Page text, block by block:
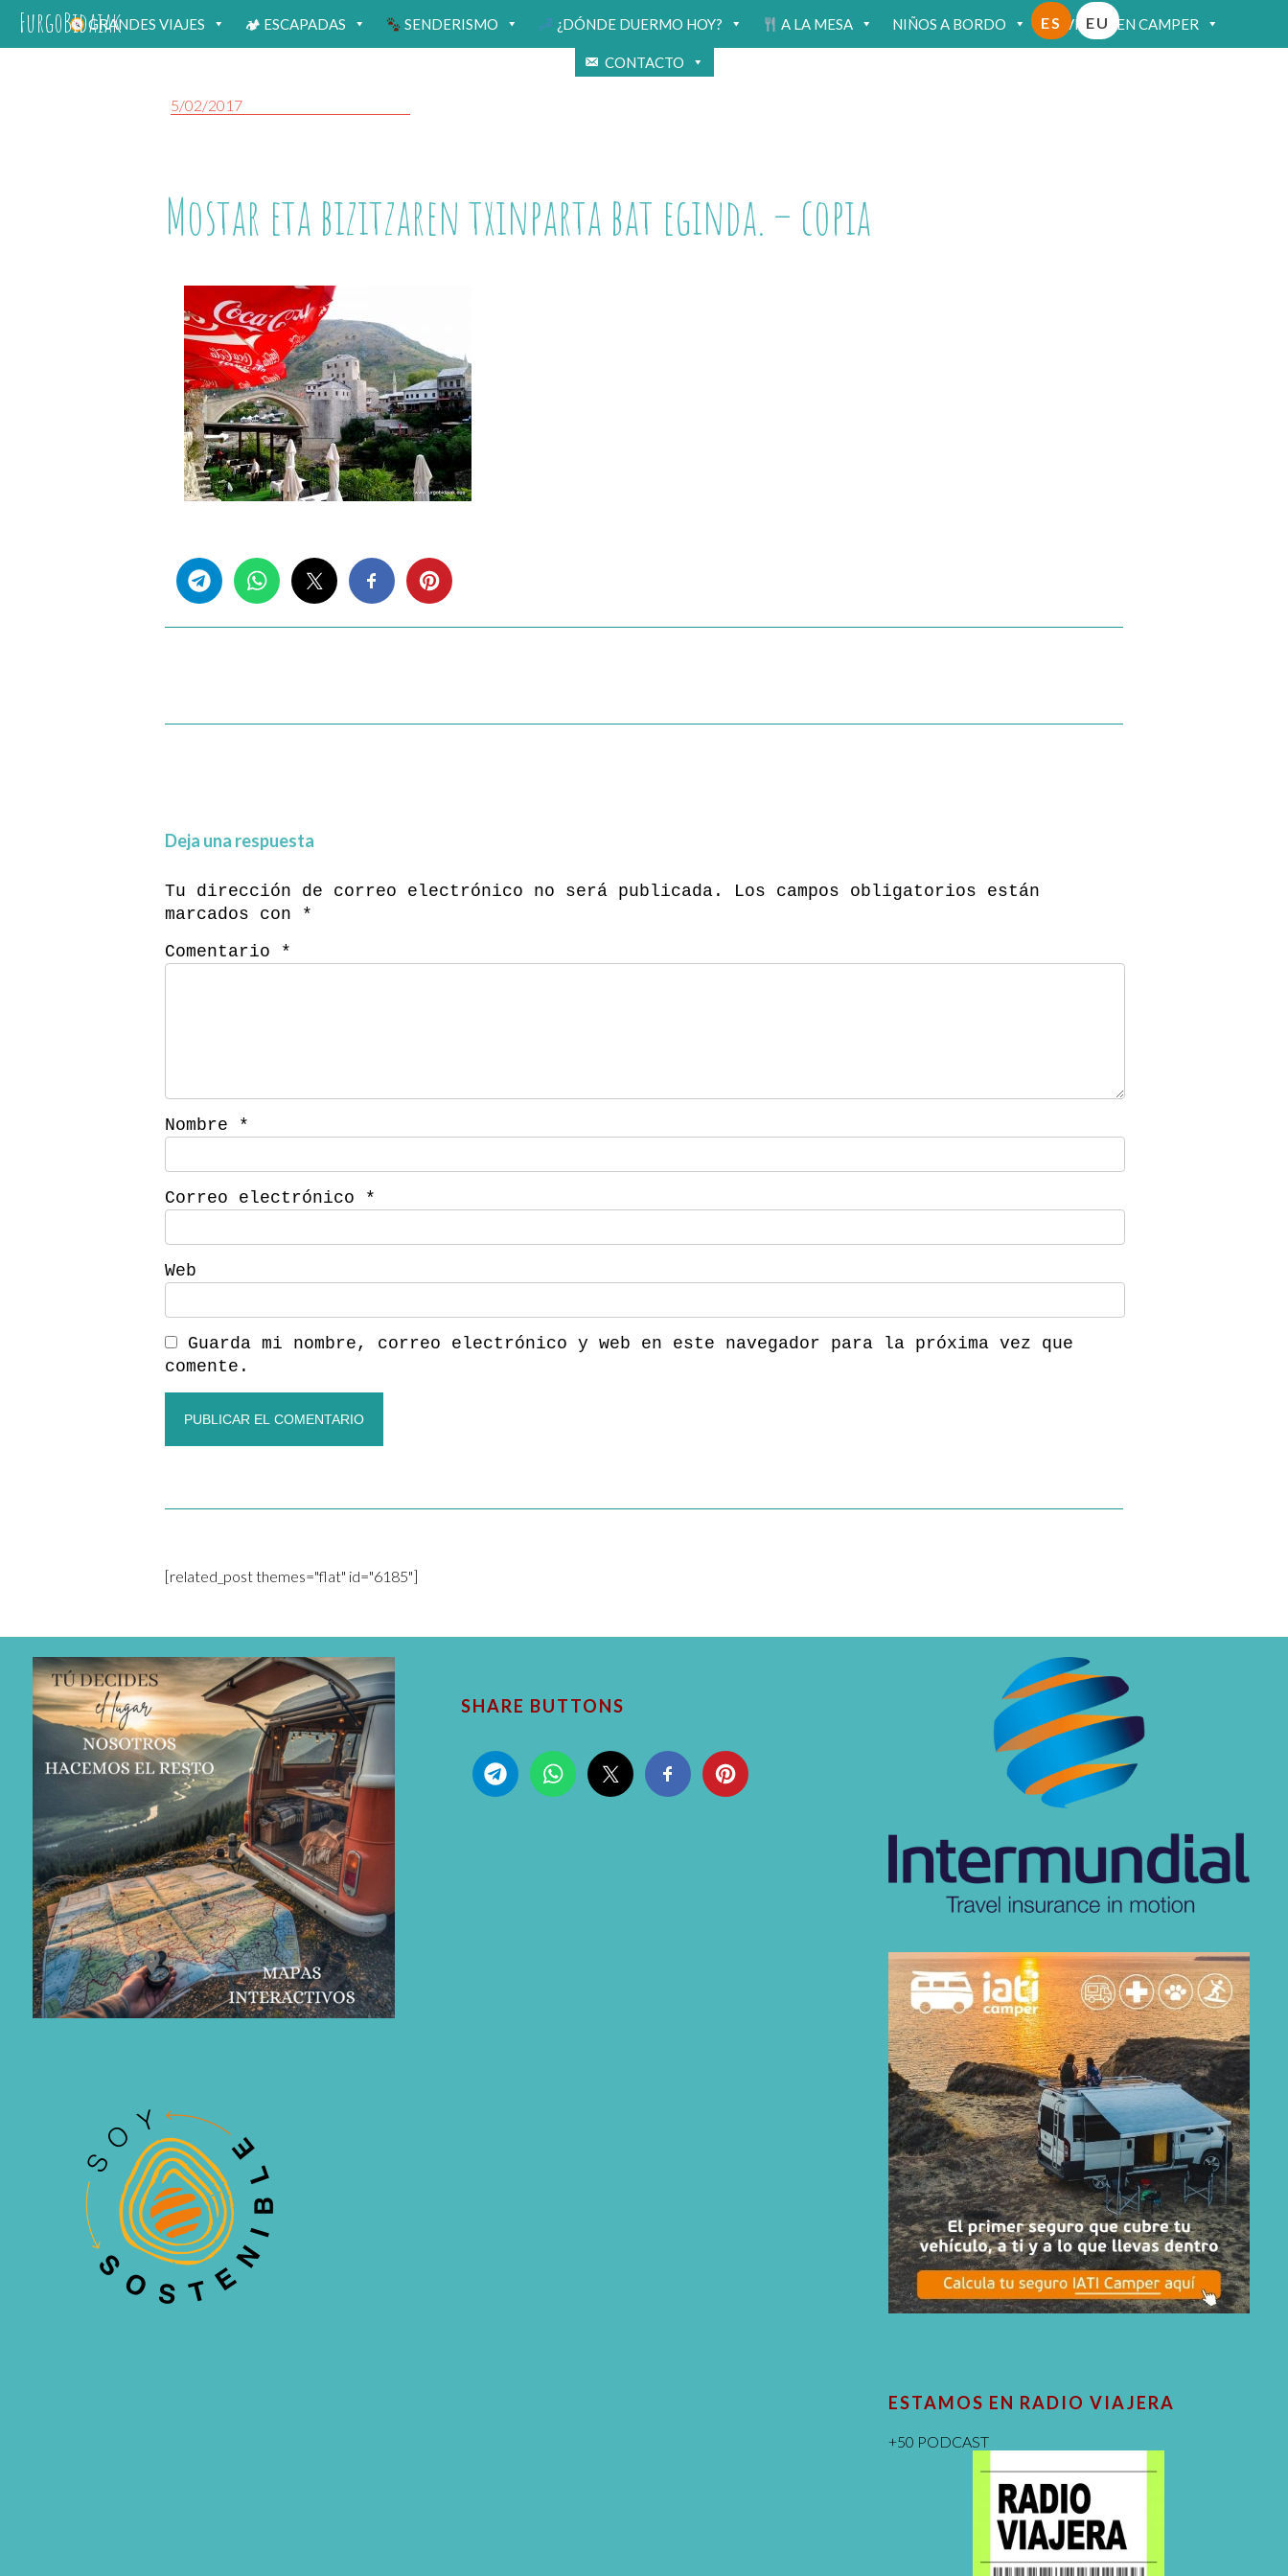
FurgoBidaiakGRANDES VIAJES 🏕 ESCAPADAS SENDERISMO ¿DÓNDE DUERMO HOY? A LA MESA NIÑOS A BORDO VIAJAR EN CAMPER
CONTACTO
ES EU
5/02/2017
Mostar eta bizitzaren txinparta bat eginda. – copia
Deja una respuesta
Tu dirección de correo electrónico no será publicada.
Los campos obligatorios están
marcados con *
Comentario *
Nombre *
Correo electrónico *
Web
Guarda mi nombre, correo electrónico y web en este navegador para la próxima vez que
comente.
[related_post themes="flat" id="6185"]
SHARE BUTTONS
ESTAMOS EN RADIO VIAJERA
+50 PODCAST